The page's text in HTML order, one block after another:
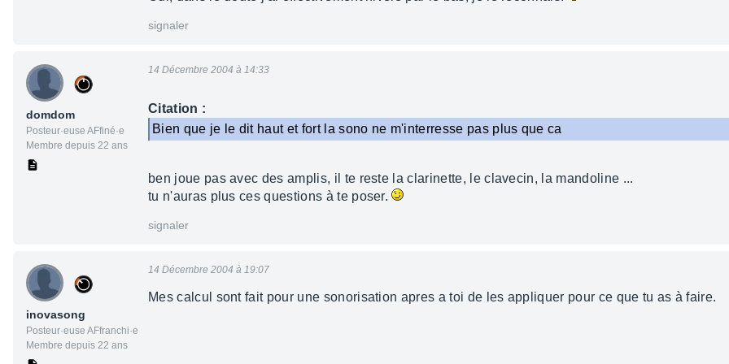
signaler
domdom
Posteur·euse AFfiné·e
Membre depuis 22 ans
14 Décembre 2004 à 14:33
Citation :
Bien que je le dit haut et fort la sono ne m'interresse pas plus que ca
ben joue pas avec des amplis, il te reste la clarinette, le clavecin, la mandoline ...
tu n'auras plus ces questions à te poser.
signaler
inovasong
Posteur·euse AFfranchi·e
Membre depuis 22 ans
14 Décembre 2004 à 19:07
Mes calcul sont fait pour une sonorisation apres a toi de les appliquer pour ce que tu as à faire.